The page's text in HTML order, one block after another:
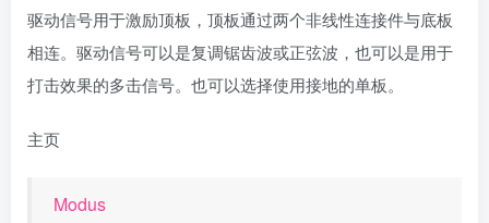
驱动信号用于激励顶板，顶板通过两个非线性连接件与底板
相连。驱动信号可以是复调锯齿波或正弦波，也可以是用于
打击效果的多击信号。也可以选择使用接地的单板。
主页
Modus